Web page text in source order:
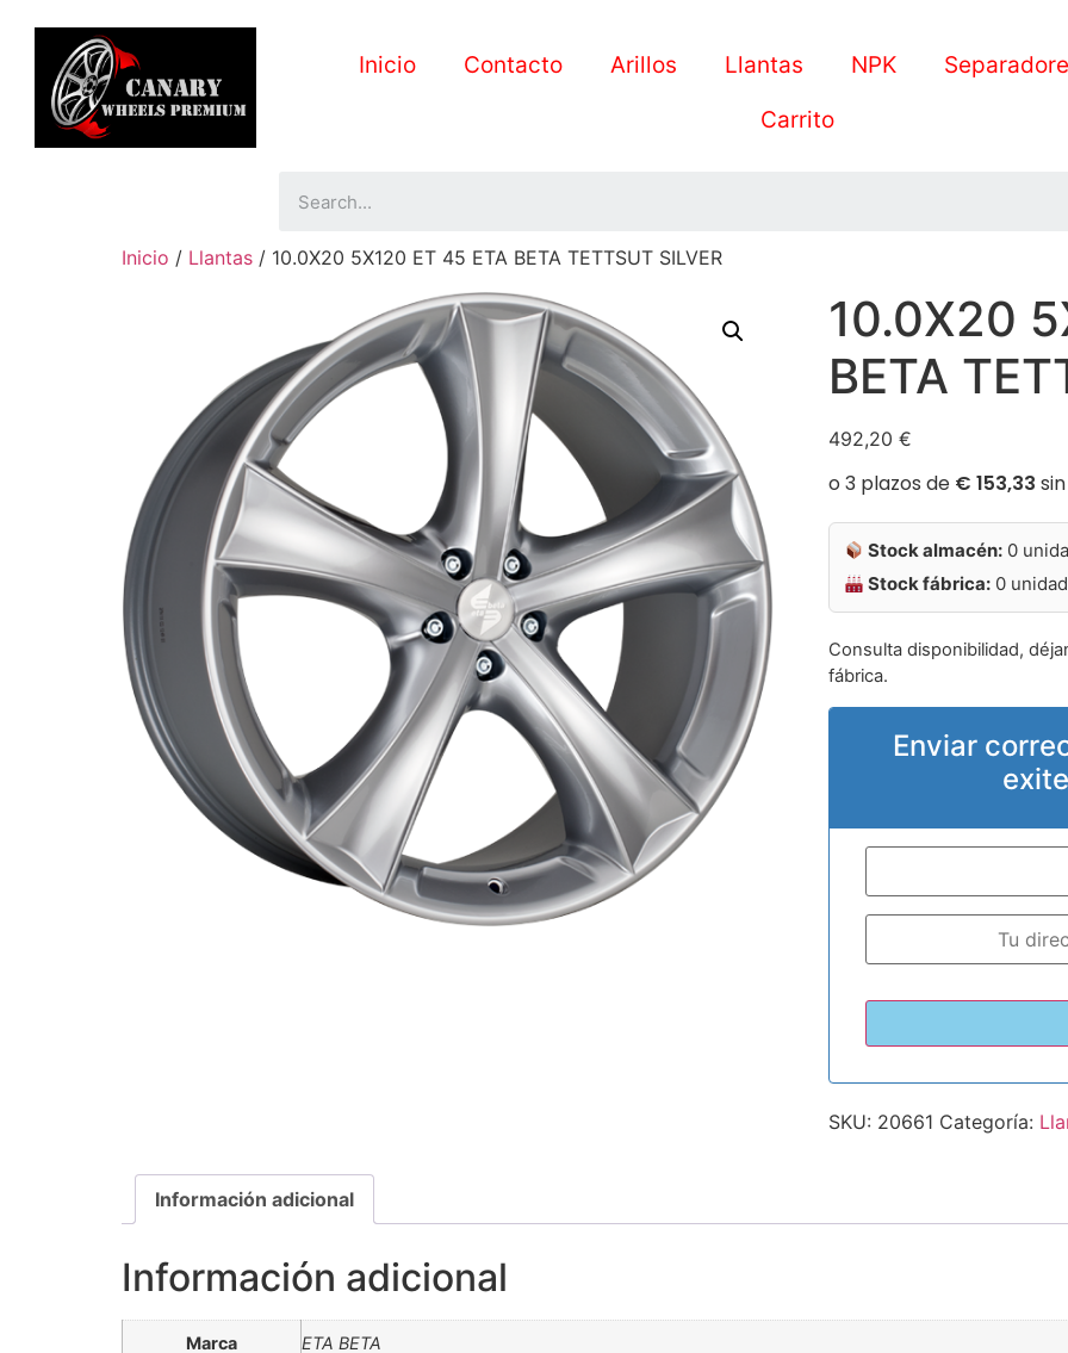
Inicio Contacto Arillos Llantas NPK
Carrito
Inicio / Llantas / 10.0X20 5X120 ET 45 ETA BETA TETTSUT SILVER
10.0X20
BETA
492,20 €
Stock almacén:0
Stock fábrica:0
Consulta disponibilidad,
fábrica.
Enviar
SKU: 20661 Categoría:
Información adicional
Información adicional
Marca ETA BETA